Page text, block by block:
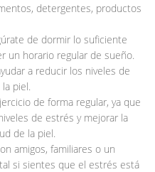
detergentes, productos
de dormir lo suficiente
un horario regular de sueño.
a reducir los niveles de
piel.
de forma regular, ya que
de estrés y mejorar la
de la piel.
amigos, familiares o un
si sientes que el estrés está